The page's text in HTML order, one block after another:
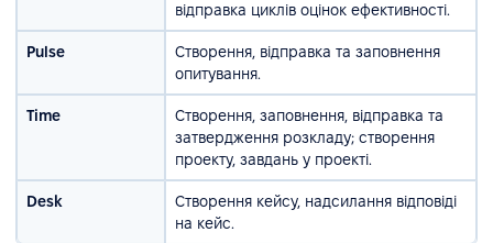
відправка циклів оцінок ефективності.
Pulse
Створення, відправка та заповнення
опитування.
Time
Створення, заповнення, відправка та
затвердження розкладу; створення
проекту, завдань у проекті.
Desk
Створення кейсу, надсилання відповіді
на кейс.